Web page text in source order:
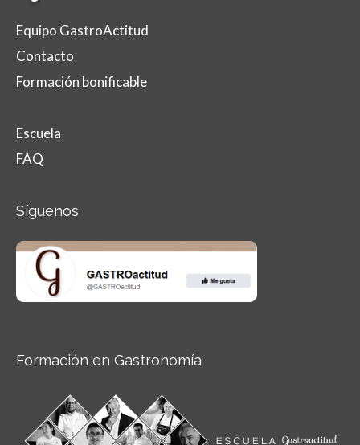
Equipo GastroActitud
Contacto
Formación bonificable
Escuela
FAQ
Síguenos
Formación en Gastronomía